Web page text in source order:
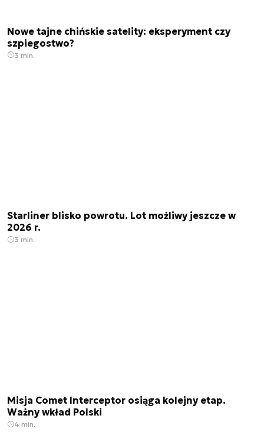
Nowe tajne chińskie satelity: eksperyment czy
szpiegostwo?
3 min.
Starliner blisko powrotu. Lot możliwy jeszcze w
2026 r.
3 min.
Misja Comet Interceptor osiąga kolejny etap.
Ważny wkład Polski
4 min.